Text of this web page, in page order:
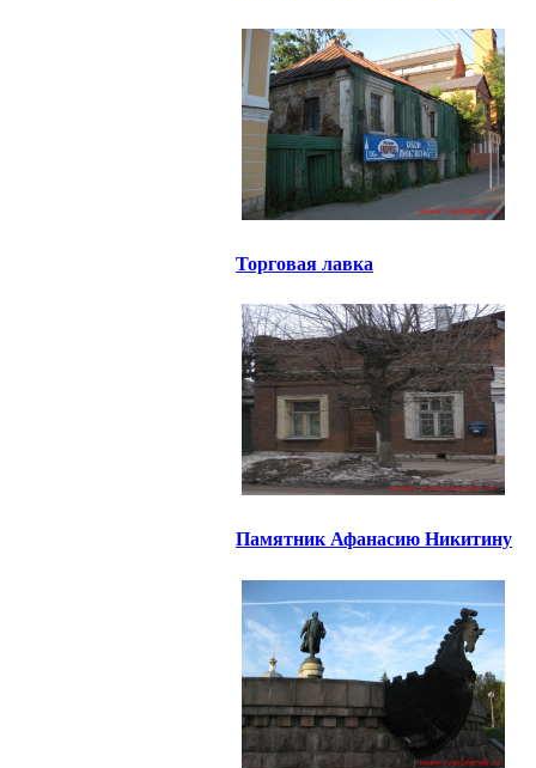
Торговая лавка
Памятник Афанасию Никитину